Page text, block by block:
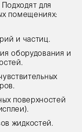
Подходят для
помещениях:
и частиц.
оборудования и
поверхностей
жидкостей.